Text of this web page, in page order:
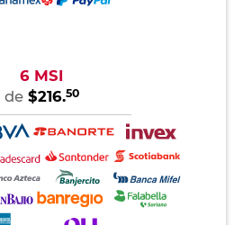
6 MSI
de $216.50